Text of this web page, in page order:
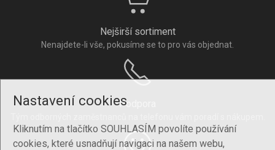
Nastavení cookies
Kliknutím na tlačítko SOUHLASÍM povolíte používání
cookies, které usnadňují navigaci na našem webu,
Nejširší sortiment
Nenajdete-li vše, pokusíme se to pro vás objednat.
Podpora